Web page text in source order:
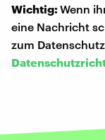
Wichtig:Wenn
eine Nachricht
zum